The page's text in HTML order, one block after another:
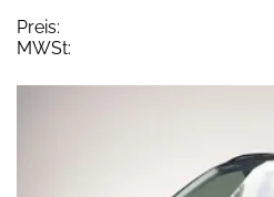
Preis:
MWSt: